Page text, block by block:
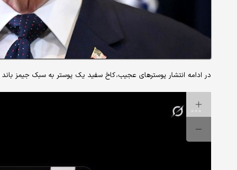
در ادامه انتشار پوسترهای عجیب، کاخ سفید یک پوستر به سبک جیمز باند